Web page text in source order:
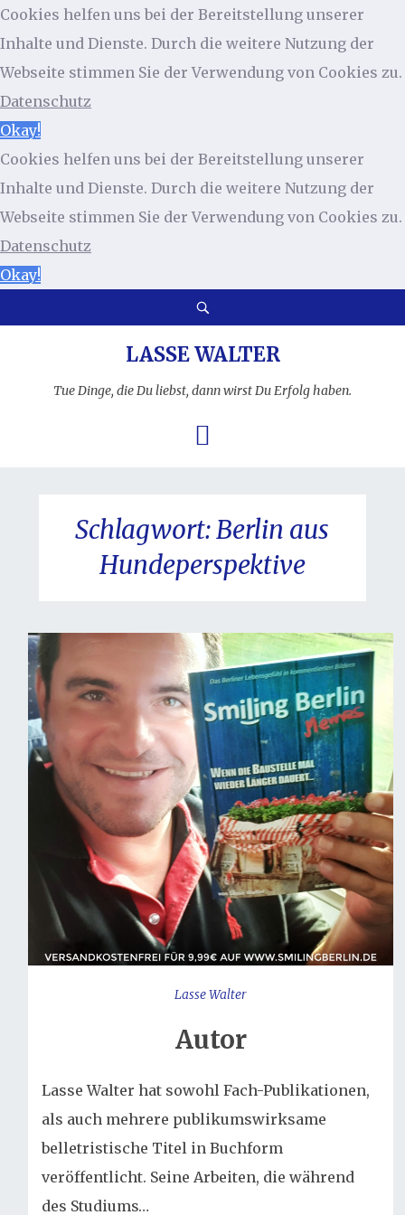
Cookies helfen uns bei der Bereitstellung unserer
Inhalte und Dienste. Durch die weitere Nutzung der
Webseite stimmen Sie der Verwendung von Cookies zu.
Datenschutz
Okay!
Cookies helfen uns bei der Bereitstellung unserer
Inhalte und Dienste. Durch die weitere Nutzung der
Webseite stimmen Sie der Verwendung von Cookies zu.
Datenschutz
Okay!
LASSE WALTER
Tue Dinge, die Du liebst, dann wirst Du Erfolg haben.
Schlagwort:Berlin aus
Hundeperspektive
Lasse Walter
Autor
Lasse Walter hat sowohl Fach-Publikationen,
als auch mehrere publikumswirksame
belletristische Titel in Buchform
veröffentlicht. Seine Arbeiten, die während
des Studiums…